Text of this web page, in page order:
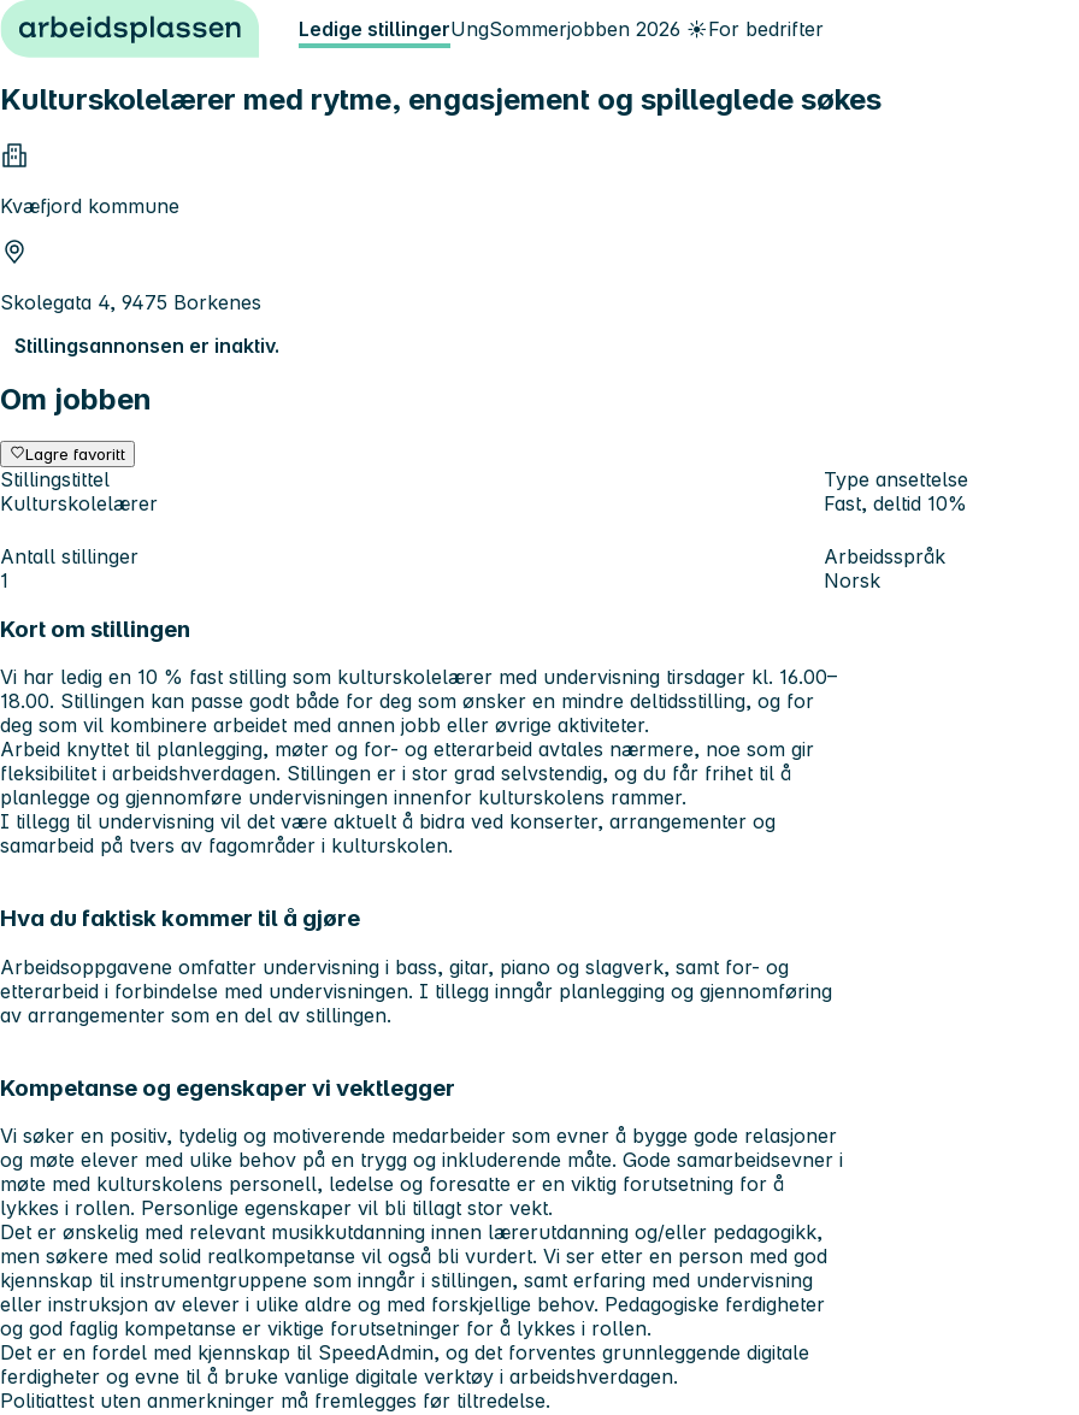
Hopp til innhold Ledige stillingerUngSommerjobben 2026 ☀️For bedrifter
Kulturskolelærer med rytme, engasjement og spilleglede søkes
Kvæfjord kommune
Skolegata 4, 9475 Borkenes
Stillingsannonsen er inaktiv.
Om jobben
Lagre favoritt
Stillingstittel
Kulturskolelærer
Type ansettelse
Fast, deltid 10%
Antall stillinger
1
Arbeidsspråk
Norsk
Kort om stillingen
Vi har ledig en 10 % fast stilling som kulturskolelærer med undervisning tirsdager kl. 16.00–
18.00. Stillingen kan passe godt både for deg som ønsker en mindre deltidsstilling, og for
deg som vil kombinere arbeidet med annen jobb eller øvrige aktiviteter.
Arbeid knyttet til planlegging, møter og for- og etterarbeid avtales nærmere, noe som gir
fleksibilitet i arbeidshverdagen. Stillingen er i stor grad selvstendig, og du får frihet til å
planlegge og gjennomføre undervisningen innenfor kulturskolens rammer.
I tillegg til undervisning vil det være aktuelt å bidra ved konserter, arrangementer og
samarbeid på tvers av fagområder i kulturskolen.
Hva du faktisk kommer til å gjøre
Arbeidsoppgavene omfatter undervisning i bass, gitar, piano og slagverk, samt for- og
etterarbeid i forbindelse med undervisningen. I tillegg inngår planlegging og gjennomføring
av arrangementer som en del av stillingen.
Kompetanse og egenskaper vi vektlegger
Vi søker en positiv, tydelig og motiverende medarbeider som evner å bygge gode relasjoner
og møte elever med ulike behov på en trygg og inkluderende måte. Gode samarbeidsevner i
møte med kulturskolens personell, ledelse og foresatte er en viktig forutsetning for å
lykkes i rollen. Personlige egenskaper vil bli tillagt stor vekt.
Det er ønskelig med relevant musikkutdanning innen lærerutdanning og/eller pedagogikk,
men søkere med solid realkompetanse vil også bli vurdert. Vi ser etter en person med god
kjennskap til instrumentgruppene som inngår i stillingen, samt erfaring med undervisning
eller instruksjon av elever i ulike aldre og med forskjellige behov. Pedagogiske ferdigheter
og god faglig kompetanse er viktige forutsetninger for å lykkes i rollen.
Det er en fordel med kjennskap til SpeedAdmin, og det forventes grunnleggende digitale
ferdigheter og evne til å bruke vanlige digitale verktøy i arbeidshverdagen.
Politiattest uten anmerkninger må fremlegges før tiltredelse.